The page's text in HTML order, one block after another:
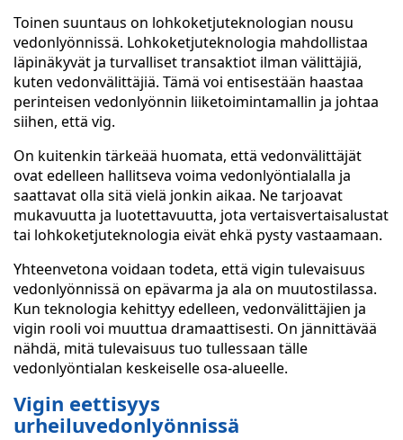
Toinen suuntaus on lohkoketjuteknologian nousu
vedonlyönnissä. Lohkoketjuteknologia mahdollistaa
läpinäkyvät ja turvalliset transaktiot ilman välittäjiä,
kuten vedonvälittäjiä. Tämä voi entisestään haastaa
perinteisen vedonlyönnin liiketoimintamallin ja johtaa
siihen, että vig.
On kuitenkin tärkeää huomata, että vedonvälittäjät
ovat edelleen hallitseva voima vedonlyöntialalla ja
saattavat olla sitä vielä jonkin aikaa. Ne tarjoavat
mukavuutta ja luotettavuutta, jota vertaisvertaisalustat
tai lohkoketjuteknologia eivät ehkä pysty vastaamaan.
Yhteenvetona voidaan todeta, että vigin tulevaisuus
vedonlyönnissä on epävarma ja ala on muutostilassa.
Kun teknologia kehittyy edelleen, vedonvälittäjien ja
vigin rooli voi muuttua dramaattisesti. On jännittävää
nähdä, mitä tulevaisuus tuo tullessaan tälle
vedonlyöntialan keskeiselle osa-alueelle.
Vigin eettisyys
urheiluvedonlyönnissä